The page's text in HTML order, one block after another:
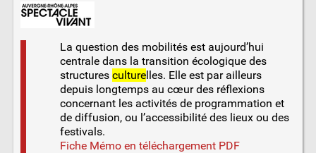
La question des mobilités est aujourd’hui
centrale dans la transition écologique des
structures culturelles. Elle est par ailleurs
depuis longtemps au cœur des réflexions
concernant les activités de programmation et
de diffusion, ou l’accessibilité des lieux ou des
festivals.
Fiche Mémo en téléchargement PDF